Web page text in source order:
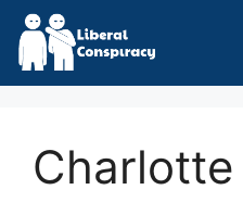
Skip
content
Charlotte